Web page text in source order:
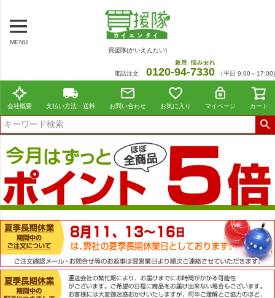
MENU
買援隊(かいえんたい)
電話注文 0120-94
急用
-7330
悩み去れ
（平日 9:00～17:00)
会社概要 支払い方法・送料 お問い合わせ お気に入り マイページ カート